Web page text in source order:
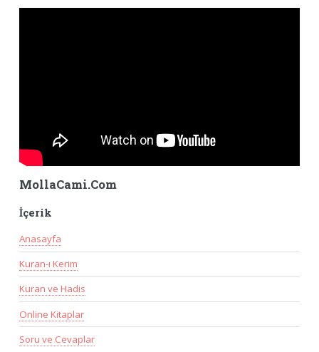
MollaCami.Com
İçerik
Anasayfa
Kuran-ı Kerim
Kuran ve Hadis
Online Kitaplar
Soru ve Cevaplar